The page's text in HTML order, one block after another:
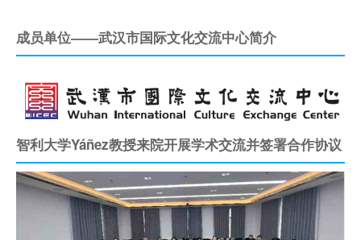
成员单位——武汉市国际文化交流中心简介
智利大学Yáñez教授来院开展学术交流并签署合作协议